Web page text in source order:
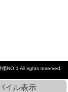
価NO.1 All rights reserved.
イル表示